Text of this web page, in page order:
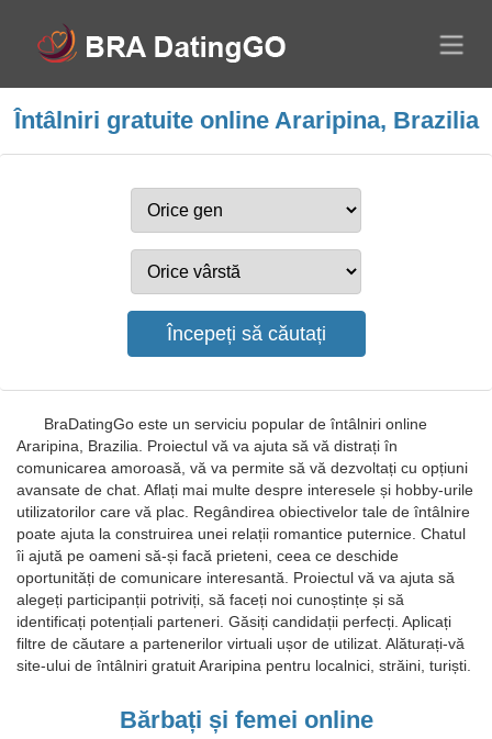
Întâlniri gratuite online Araripina, Brazilia
BraDatingGo este un serviciu popular de întâlniri online
Araripina, Brazilia. Proiectul vă va ajuta să vă distrați în
comunicarea amoroasă, vă va permite să vă dezvoltați cu opțiuni
avansate de chat. Aflați mai multe despre interesele și hobby-urile
utilizatorilor care vă plac. Regândirea obiectivelor tale de întâlnire
poate ajuta la construirea unei relații romantice puternice. Chatul
îi ajută pe oameni să-și facă prieteni, ceea ce deschide
oportunități de comunicare interesantă. Proiectul vă va ajuta să
alegeți participanții potriviți, să faceți noi cunoștințe și să
identificați potențiali parteneri. Găsiți candidații perfecți. Aplicați
filtre de căutare a partenerilor virtuali ușor de utilizat. Alăturați-vă
site-ului de întâlniri gratuit Araripina pentru localnici, străini, turiști.
Bărbați și femei online